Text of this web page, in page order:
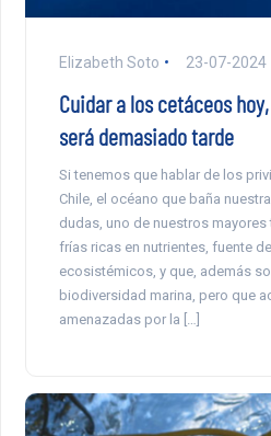
Elizabeth Soto 23-07-2024
Cuidar a los cetáceos
será demasiado tarde
Si tenemos que hablar de los
Chile, el océano que baña
dudas, uno de nuestros
frías ricas en nutrientes, fuente
ecosistémicos, y que, además
biodiversidad marina, pero que
amenazadas por la […]